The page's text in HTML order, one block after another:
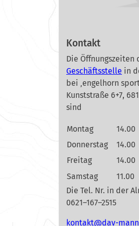
Kontakt
Die Öffnungszeiten
Geschäftsstelle in
bei ‚engelhorn
Kunststraße 6+7,
sind
Montag 14.00
Donnerstag
14.00
Freitag
14.00
Samstag
11.00
Die Tel. Nr. in der
0621–167–2515
m-vad
@tkat
nok